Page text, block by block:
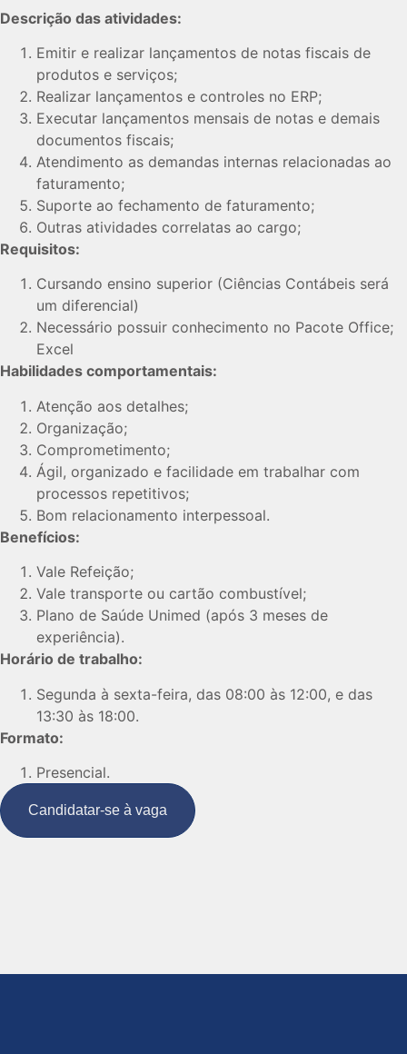
Descrição das atividades:
Emitir e realizar lançamentos de notas fiscais de
produtos e serviços;
Realizar lançamentos e controles no ERP;
Executar lançamentos mensais de notas e demais
documentos fiscais;
Atendimento as demandas internas relacionadas ao
faturamento;
Suporte ao fechamento de faturamento;
Outras atividades correlatas ao cargo;
Requisitos:
Cursando ensino superior (Ciências Contábeis será
um diferencial)
Necessário possuir conhecimento no Pacote Office;
Excel
Habilidades comportamentais:
Atenção aos detalhes;
Organização;
Comprometimento;
Ágil, organizado e facilidade em trabalhar com
processos repetitivos;
Bom relacionamento interpessoal.
Benefícios:
Vale Refeição;
Vale transporte ou cartão combustível;
Plano de Saúde Unimed (após 3 meses de
experiência).
Horário de trabalho:
Segunda à sexta-feira, das 08:00 às 12:00, e das
13:30 às 18:00.
Formato:
Presencial.